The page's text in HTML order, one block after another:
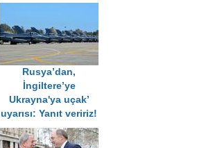
Rusya’dan,
İngiltere’ye
Ukrayna'ya uçak’
uyarısı: Yanıt veririz!